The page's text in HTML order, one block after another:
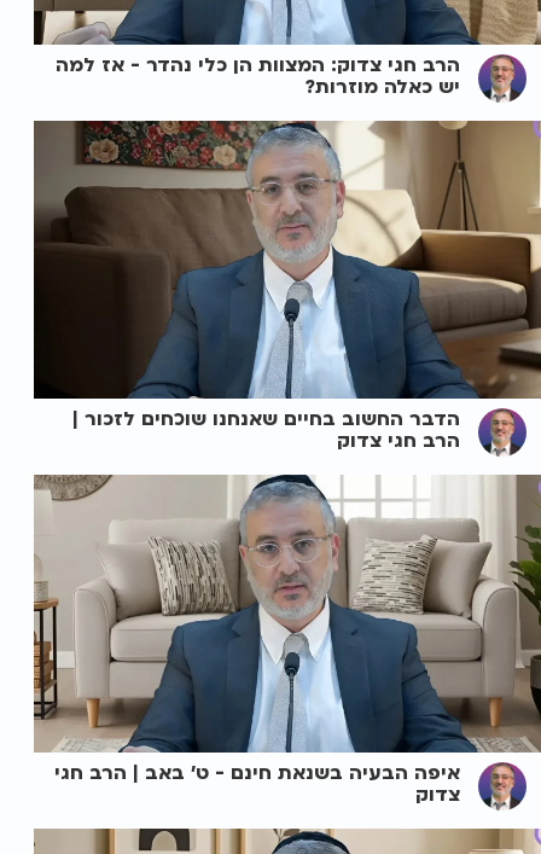
הרב חגי צדוק: המצוות הן כלי נהדר - אז למה
יש כאלה מוזרות?
הדבר החשוב בחיים שאנחנו שוכחים לזכור |
הרב חגי צדוק
איפה הבעיה בשנאת חינם - ט' באב | הרב חגי
צדוק